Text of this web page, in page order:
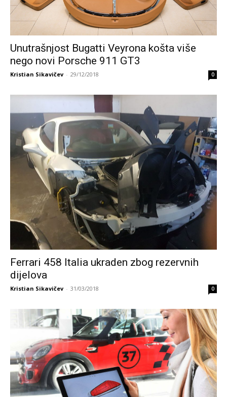
Unutrašnjost Bugatti Veyrona košta više
nego novi Porsche 911 GT3
Kristian Sikavičev - 29/12/2018 0
Ferrari 458 Italia ukraden zbog rezervnih
dijelova
Kristian Sikavičev - 31/03/2018 0